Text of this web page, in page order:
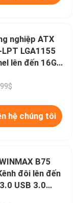
nghiệp ATX
LGA1155
lên đến 16GB
B75 Nguyên
hệ chúng tôi
B75
đôi lên đến
USB 3.0
chủ